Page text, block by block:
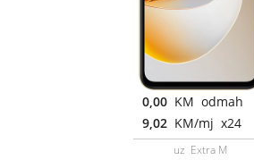
0,00 KM odmah
9,02 KM/mj x24
uz Extra M